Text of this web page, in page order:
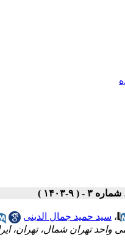
، سید حمید جمال الدینی
تهران شمال، تهران،